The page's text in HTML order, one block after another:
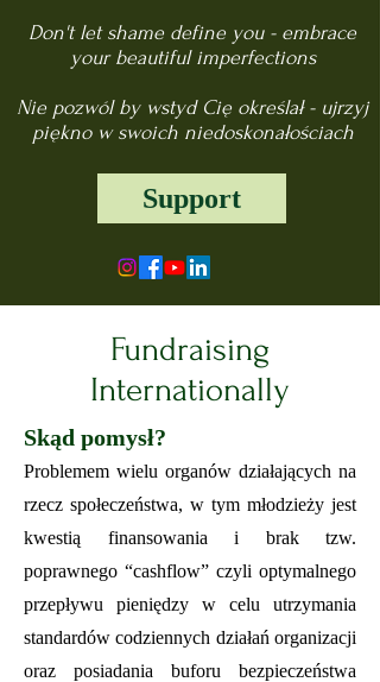
Don't let shame define you - embrace
your beautiful imperfections
Nie pozwól by wstyd Cię określał - ujrzyj
piękno w swoich niedoskonałościach
Support
Fundraising
Internationally
Skąd pomysł?
Problemem wielu organów działających na
rzecz społeczeństwa, w tym młodzieży jest
kwestią finansowania i brak tzw.
poprawnego “cashflow” czyli optymalnego
przepływu pieniędzy w celu utrzymania
standardów codziennych działań organizacji
oraz posiadania buforu bezpieczeństwa